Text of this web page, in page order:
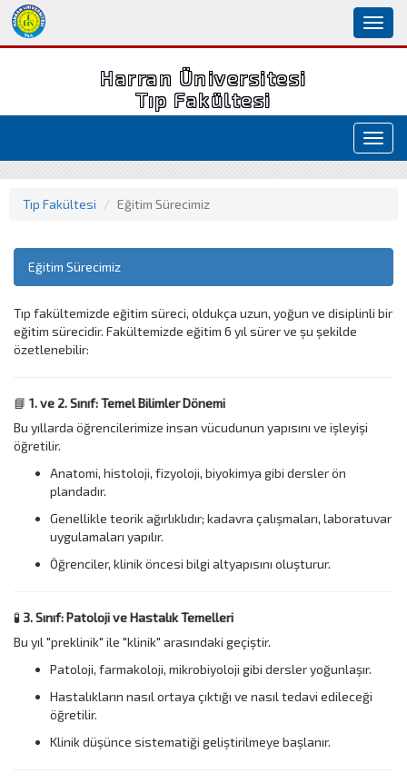
Harran Üniversitesi
Tıp Fakültesi
Tıp Fakültesi Eğitim Sürecimiz
Eğitim Sürecimiz
Tıp fakültemizde eğitim süreci, oldukça uzun, yoğun ve disiplinli bir
eğitim sürecidir. Fakültemizde eğitim 6 yıl sürer ve şu şekilde
özetlenebilir:
📘 1. ve 2. Sınıf: Temel Bilimler Dönemi
Bu yıllarda öğrencilerimize insan vücudunun yapısını ve işleyişi
öğretilir.
Anatomi, histoloji, fizyoloji, biyokimya gibi dersler ön
plandadır.
Genellikle teorik ağırlıklıdır; kadavra çalışmaları, laboratuvar
uygulamaları yapılır.
Öğrenciler, klinik öncesi bilgi altyapısını oluşturur.
🧪 3. Sınıf: Patoloji ve Hastalık Temelleri
Bu yıl "preklinik" ile "klinik" arasındaki geçiştir.
Patoloji, farmakoloji, mikrobiyoloji gibi dersler yoğunlaşır.
Hastalıkların nasıl ortaya çıktığı ve nasıl tedavi edileceği
öğretilir.
Klinik düşünce sistematiği geliştirilmeye başlanır.